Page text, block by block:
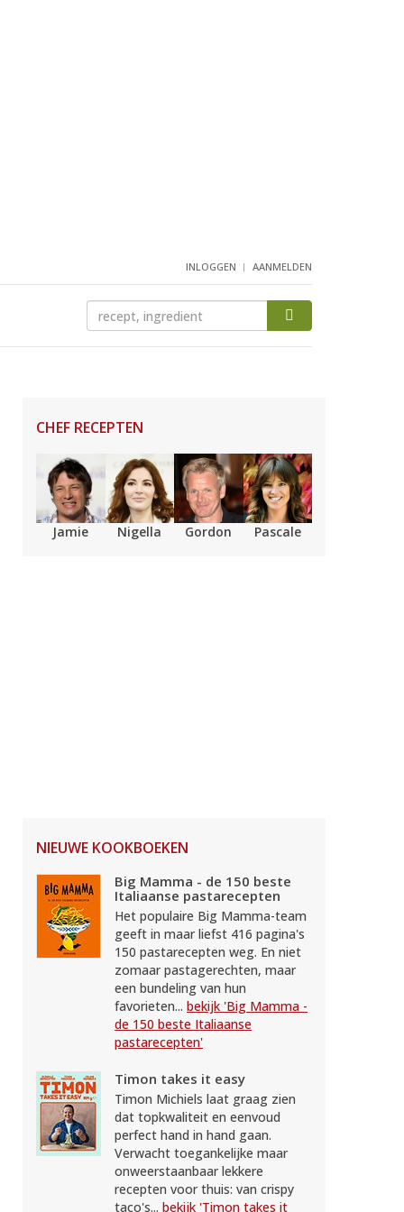
INLOGGEN AANMELDEN
CHEF RECEPTEN
Jamie Nigella Gordon Pascale
NIEUWE KOOKBOEKEN
Big Mamma - de 150 beste
Italiaanse pastarecepten
Het populaire Big Mamma-team
geeft in maar liefst 416 pagina's
150 pastarecepten weg. En niet
zomaar pastagerechten, maar
een bundeling van hun
favorieten... bekijk 'Big Mamma -
de 150 beste Italiaanse
pastarecepten'
Timon takes it easy
Timon Michiels laat graag zien
dat topkwaliteit en eenvoud
perfect hand in hand gaan.
Verwacht toegankelijke maar
onweerstaanbaar lekkere
recepten voor thuis: van crispy
taco's... bekijk 'Timon takes it